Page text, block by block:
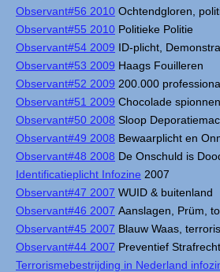
Observant#56 2010 Ochtendgloren,
Observant#55 2010 Politieke Politie
Observant#54 2009 ID-plicht,
Observant#53 2009 Haags Fouilleren
Observant#52 2009 200.000
Observant#51 2009 Chocolade spionnen
Observant#50 2008 Sloop
Observant#49 2008 Bewaarplicht en
Observant#48 2008 De Onschuld is
Identificatieplicht Infozine 2007
Observant#47 2007 WUID & buitenland
Observant#46 2007 Aanslagen, Prüm,
Observant#45 2007 Blauw Waas,
Observant#44 2007 Preventief Strafrecht
Terrorismebestrijding in Nederland